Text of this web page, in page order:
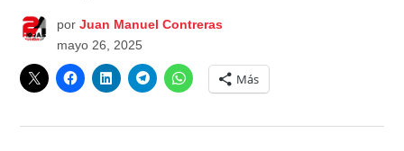
por Juan Manuel Contreras
mayo 26, 2025
Más